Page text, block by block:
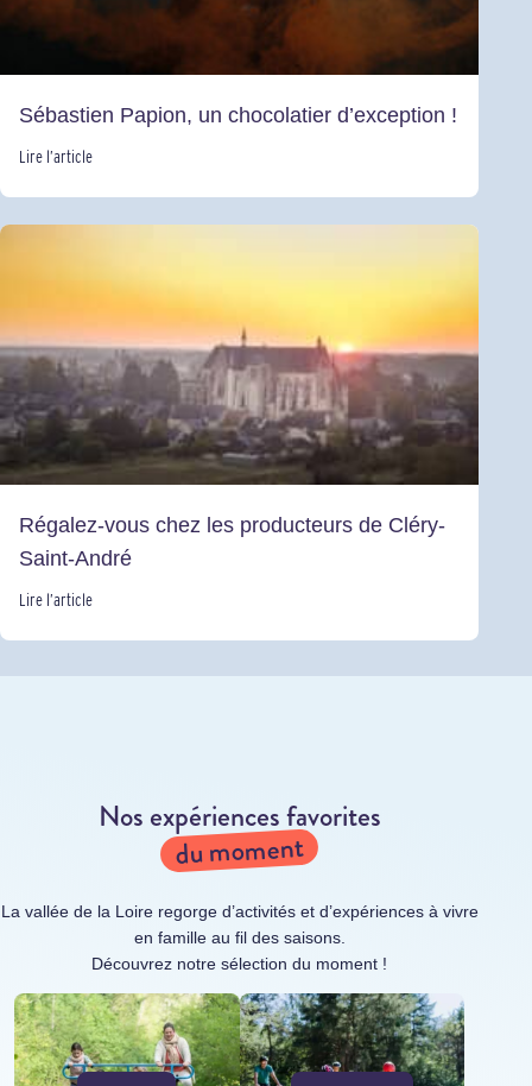
Sébastien Papion, un chocolatier d’exception !
Lire l’article
Régalez-vous chez les producteurs de Cléry-
Saint-André
Lire l’article
Nos expériences favorites
du moment
La vallée de la Loire regorge d’activités et d’expériences à vivre
en famille au fil des saisons.
Découvrez notre sélection du moment !